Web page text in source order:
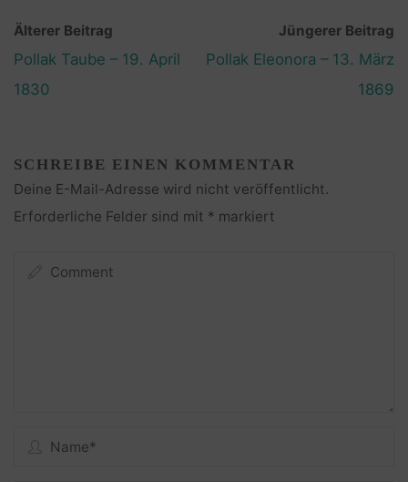
Älterer Beitrag
Pollak Taube – 19. April
1830
Jüngerer Beitrag
Pollak Eleonora – 13. März
1869
SCHREIBE EINEN KOMMENTAR
Deine E-Mail-Adresse wird nicht veröffentlicht.
Erforderliche Felder sind mit * markiert